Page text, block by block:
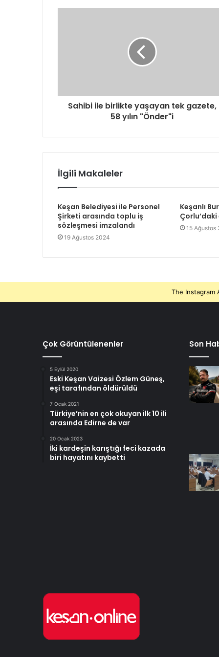
g
n
Sahibi ile birlikte yaşayan tek gazete,
58 yılın "Önder"i
İlgili Makaleler
Keşan Belediyesi ile Personel
Şirketi arasında toplu iş
sözleşmesi imzalandı
19 Ağustos 2024
Keşanlı
15 Ağustos
The Instagram
Çok Görüntülenenler
5 Eylül 2020
Eski Keşan Vaizesi Özlem Güneş,
eşi tarafından öldürüldü
7 Ocak 2021
Türkiye’nin en çok okuyan ilk 10 ili
arasında Edirne de var
20 Ocak 2023
İki kardeşin karıştığı feci kazada
biri hayatını kaybetti
Son